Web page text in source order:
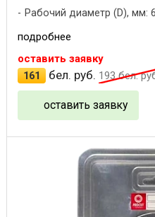
Рабочий диаметр (D), мм:
подробнее
оставить заявку
161
бел. руб. 193бел.
оставить заявку